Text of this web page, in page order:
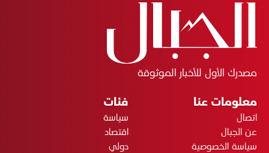
مصدرك الأول للأخبار الموثوقة
معلومات عنا
اتصال
عن الجبال
سياسة الخصوصية
فئات
سياسة
اقتصاد
دولي